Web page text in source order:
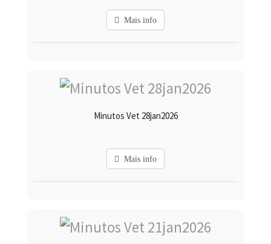
Mais info
Minutos Vet 28jan2026
Mais info